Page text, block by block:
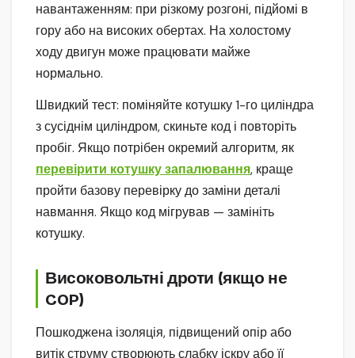
навантаженням: при різкому розгоні, підйомі в
гору або на високих обертах. На холостому
ходу двигун може працювати майже
нормально.
Швидкий тест: поміняйте котушку 1-го циліндра
з сусіднім циліндром, скиньте код і повторіть
пробіг. Якщо потрібен окремий алгоритм, як
перевірити котушку запалювання, краще
пройти базову перевірку до заміни деталі
навмання. Якщо код мігрував — замініть
котушку.
Високовольтні дроти (якщо не
COP)
Пошкоджена ізоляція, підвищений опір або
витік струму створюють слабку іскру або її